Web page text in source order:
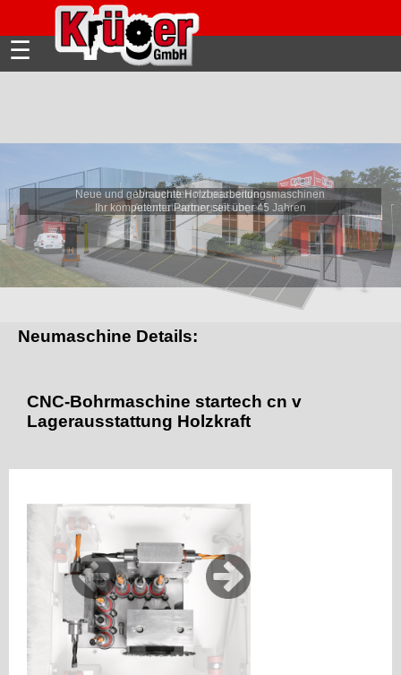
☰
Wir beraten mit passenden
Automatisierungslösungen!
Neumaschine Details:
CNC-Bohrmaschine startech cn v
Lagerausstattung Holzkraft